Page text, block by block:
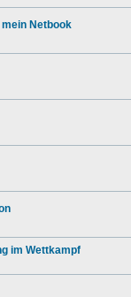
Netbook
im Wettkampf